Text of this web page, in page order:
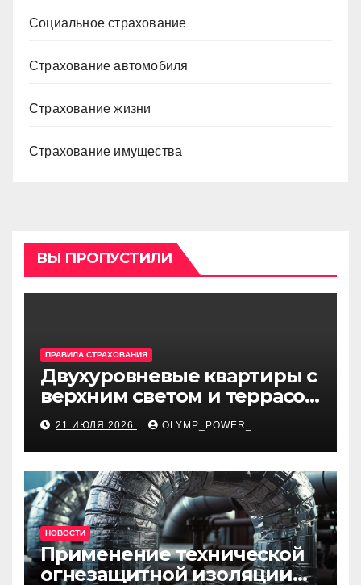
Социальное страхование
Страхование автомобиля
Страхование жизни
Страхование имущества
ВЫ ПРОПУСТИЛИ
ПРАВИЛА СТРАХОВАНИЯ
Двухуровневые квартиры с
верхним светом и террасой
в готовом жилом
комплексе
21 ИЮЛЯ 2026 OLYMP_POWER_
НОВОСТИ
Применение технической
огнезащитной изоляции